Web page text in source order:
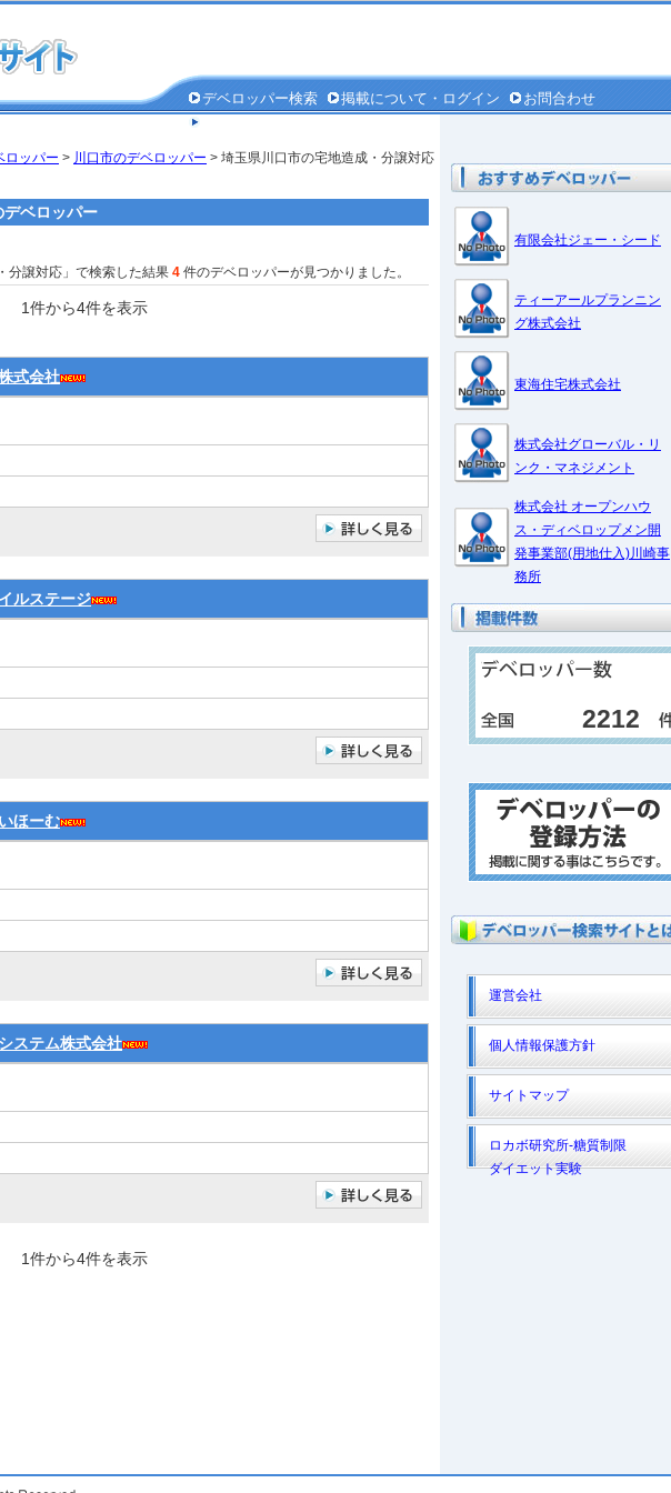
デベロッパー検索 掲載について・ログイン
お問合わせ
ロッパー > 川口市のデベロッパー > 埼玉県川口市の宅地造成・分譲対応
ベロッパー
分譲対応」で検索した結果 4 件のデベロッパーが見つかりました。
1件から4件を表示
式会社
ルステージ
ほーむ
ステム株式会社
1件から4件を表示
有限会社ジェー・シード
ティーアールプランニン
グ株式会社
東海住宅株式会社
株式会社グローバル・リ
ンク・マネジメント
株式会社 オープンハウ
ス・ディベロップメン開
発事業部(用地仕入)川崎事
務所
2212
運営会社
個人情報保護方針
サイトマップ
ロカボ研究所-糖質制限
ダイエット実験